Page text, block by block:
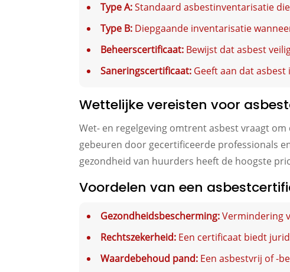
Type A:Standaard asbestinventarisatie
Type B: Diepgaande inventarisatie
Beheerscertificaat: Bewijst dat asbest
Saneringscertificaat: Geeft aan dat
Wettelijke vereisten voor
Wet- en regelgeving omtrent asbest vraagt
gebeuren door gecertificeerde professionals
gezondheid van huurders heeft de hoogste
Voordelen van een
Gezondheidsbescherming:Vermindering
Rechtszekerheid: Een certificaat biedt
Waardebehoud pand: Een asbestvrij of -